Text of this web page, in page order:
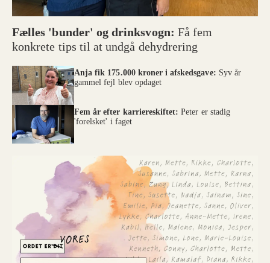
Fælles 'bunder' og drinksvogn: Få fem
konkrete tips til at undgå dehydrering
Anja fik 175.000 kroner i afskedsgave: Syv år
gammel fejl blev opdaget
Fem år efter karriereskiftet:Peter er stadig
'forelsket' i faget